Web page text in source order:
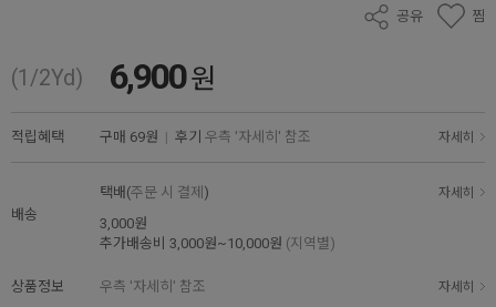
공유 찜
(1/2Yd) 6,900원
적립혜택 구매 69원 | 후기 우측 '자세히' 참조 자세히
배송
택배(주문 시 결제 ) 자세히
3,000원
추가배송비 3,000원~10,000원 (지역별)
상품정보 우측 '자세히' 참조 자세히